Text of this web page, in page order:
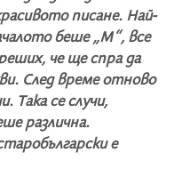
писане. Най-
беше „М“, все
че ще спра да
След време отново
Така се случи,
различна.
е